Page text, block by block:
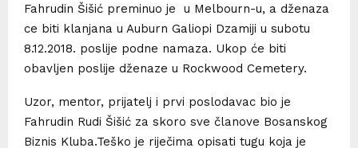
Fahrudin Šišić preminuo je u Melbourn-u, a dženaza
ce biti klanjana u Auburn Galiopi Dzamiji u subotu
8.12.2018. poslije podne namaza. Ukop će biti
obavljen poslije dženaze u Rockwood Cemetery.
Uzor, mentor, prijatelj i prvi poslodavac bio je
Fahrudin Rudi Šišić za skoro sve članove Bosanskog
Biznis Kluba.Teško je riječima opisati tugu koja je